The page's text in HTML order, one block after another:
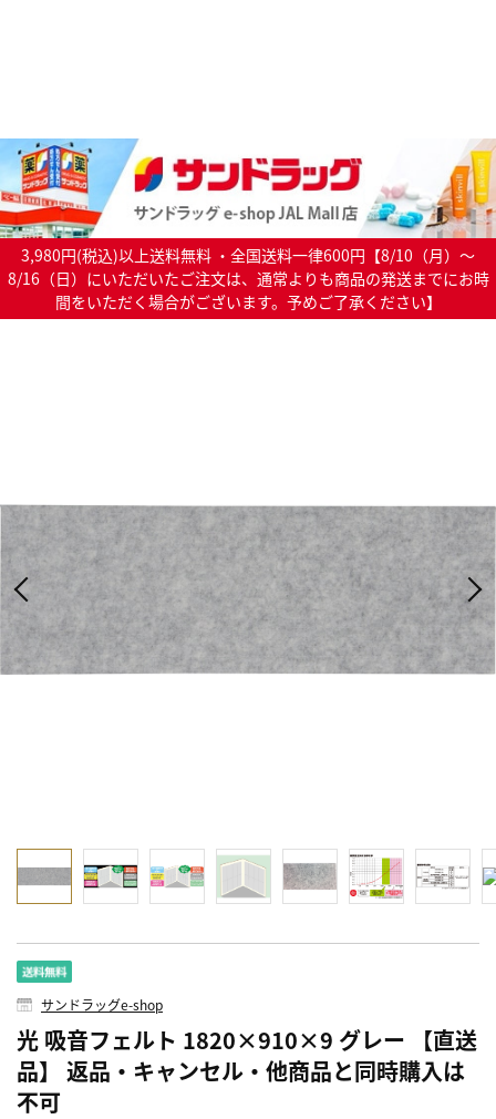
3,980円(税込)以上送料無料 ・全国送料一律600円【8/10（月）～
8/16（日）にいただいたご注文は、通常よりも商品の発送までにお時
間をいただく場合がございます。予めご了承ください】
サンドラッグe-shop
光 吸音フェルト 1820×910×9 グレー 【直送
品】 返品・キャンセル・他商品と同時購入は
不可